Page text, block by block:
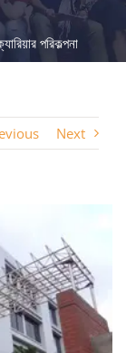
পরিকল্পনা
Next